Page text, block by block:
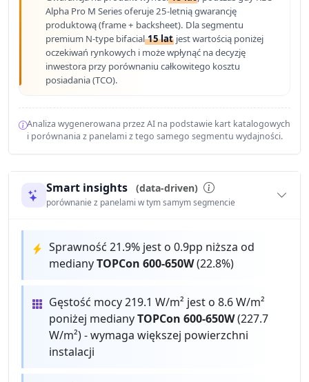
Alpha Pro M Series oferuje 25-letnią gwarancję
produktową (frame + backsheet). Dla segmentu
premium N-type bifacial15 lat jest wartością poniżej
oczekiwań rynkowych i może wpłynąć na decyzję
inwestora przy porównaniu całkowitego kosztu
posiadania (TCO).
Analiza wygenerowana przez AI na podstawie kart katalogowych
i porównania z panelami z tego samego segmentu wydajności.
Smart insights (data-driven)
porównanie z panelami w tym samym segmencie
Sprawność 21.9% jest o 0.9pp niższa od
medianyTOPCon 600-650W(22.8%)
Gęstość mocy 219.1 W/m² jest o 8.6 W/m²
poniżej medianyTOPCon 600-650W(227.7
W/m²) - wymaga większej powierzchni
instalacji